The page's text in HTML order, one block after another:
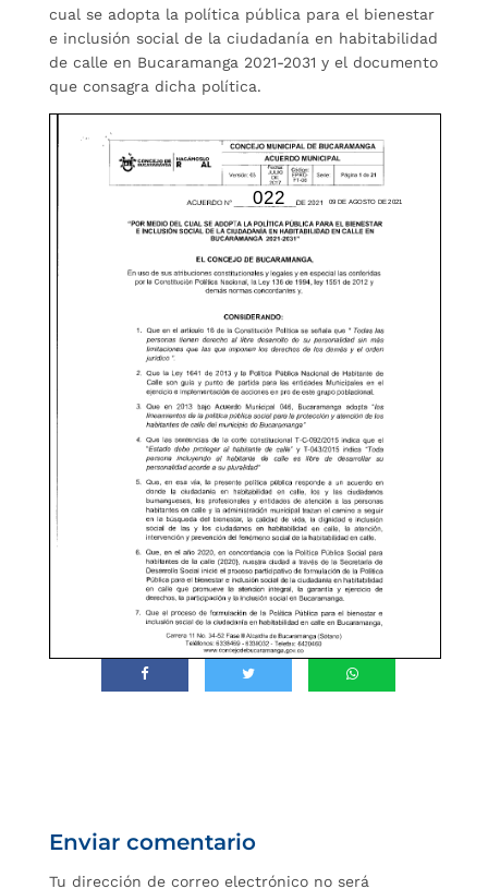
cual se adopta la política pública para el bienestar
e inclusión social de la ciudadanía en habitabilidad
de calle en Bucaramanga 2021-2031 y el documento
que consagra dicha política.
Enviar comentario
Tu dirección de correo electrónico no será